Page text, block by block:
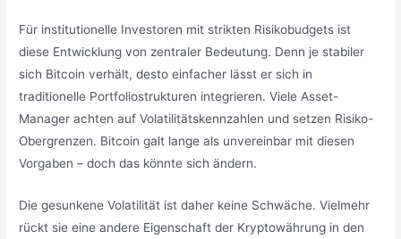
Für institutionelle Investoren mit strikten Risikobudgets ist
diese Entwicklung von zentraler Bedeutung. Denn je stabiler
sich Bitcoin verhält, desto einfacher lässt er sich in
traditionelle Portfoliostrukturen integrieren. Viele Asset-
Manager achten auf Volatilitätskennzahlen und setzen Risiko-
Obergrenzen. Bitcoin galt lange als unvereinbar mit diesen
Vorgaben – doch das könnte sich ändern.
Die gesunkene Volatilität ist daher keine Schwäche. Vielmehr
rückt sie eine andere Eigenschaft der Kryptowährung in den